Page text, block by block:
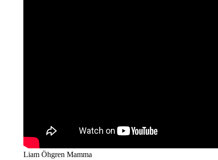
Liam Öhgren Mamma